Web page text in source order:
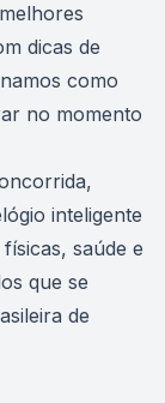
dicas de
como
no momento
inteligente
saúde e
que se
de